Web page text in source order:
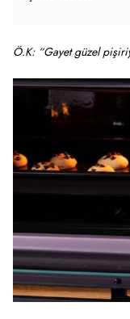
Ö.K: “Gayet güzel